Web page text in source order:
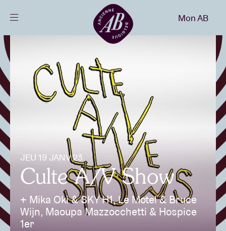
FR
Agenda
Projets
Actualités
Infos visiteurs
AB ❤ you
Mon AB
JEU 19 JANV 23
Culte A/V Show
+ Mika Oki & SKY H1, Le Motel & Bruce
Wijn, Maoupa Mazzocchetti & Hospice
1er